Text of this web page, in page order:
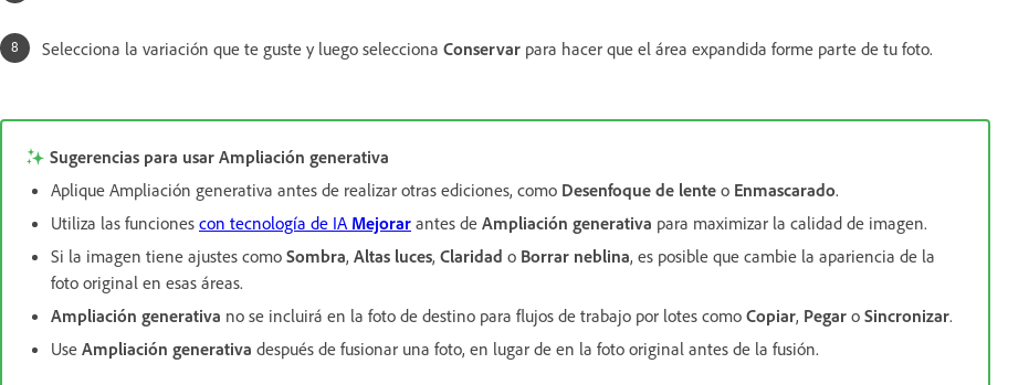
Selecciona la variación que te guste y luego selecciona Conservar para hacer que el área expandida forme parte de tu foto.
Sugerencias para usar Ampliación generativa
Aplique Ampliación generativa antes de realizar otras ediciones, como Desenfoque de lente o Enmascarado.
Utiliza las funciones con tecnología de IA Mejorar antes de Ampliación generativa para maximizar la calidad de imagen.
Si la imagen tiene ajustes como Sombra, Altas luces, Claridad o Borrar neblina, es posible que cambie la apariencia de la
foto original en esas áreas.
Ampliación generativa no se incluirá en la foto de destino para flujos de trabajo por lotes como Copiar, Pegar o Sincronizar.
Use Ampliación generativa después de fusionar una foto, en lugar de en la foto original antes de la fusión.